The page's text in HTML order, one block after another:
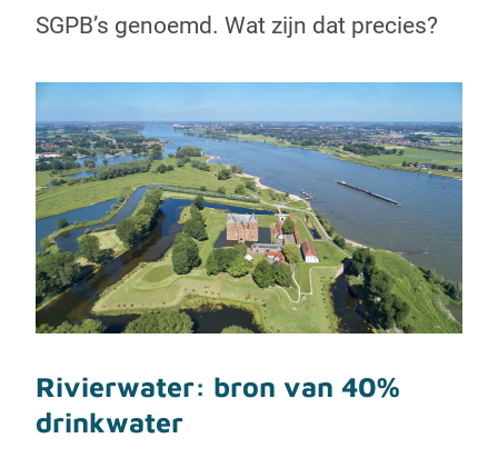
SGPB’s genoemd. Wat zijn dat precies?
Rivierwater: bron van 40%
drinkwater